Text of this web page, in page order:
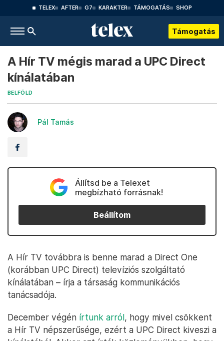
TELEX AFTER G7 KARAKTER TÁMOGATÁS SHOP
Támogatás
A Hír TV mégis marad a UPC Direct
kínálatában
BELFÖLD
Pál Tamás
Állítsd be a Telexet
megbízható forrásnak!
Beállítom
A Hír TV továbbra is benne marad a Direct One
(korábban UPC Direct) televíziós szolgáltató
kínálatában – írja a társaság kommunikációs
tanácsadója.
December végén írtunk arról, hogy mivel csökkent
a Hír TV népszerűsége, ezért a UPC Direct kiveszi a